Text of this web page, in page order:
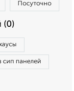
Посуточно
(0)
сип панелей